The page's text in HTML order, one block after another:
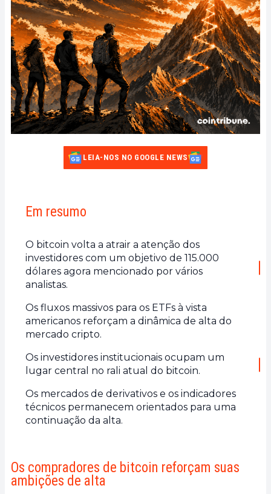
LEIA-NOS NO GOOGLE NEWS
Em resumo
O bitcoin volta a atrair a atenção dos
investidores com um objetivo de 115.000
dólares agora mencionado por vários
analistas.
Os fluxos massivos para os ETFs à vista
americanos reforçam a dinâmica de alta do
mercado cripto.
Os investidores institucionais ocupam um
lugar central no rali atual do bitcoin.
Os mercados de derivativos e os indicadores
técnicos permanecem orientados para uma
continuação da alta.
Os compradores de bitcoin reforçam suas
ambições de alta